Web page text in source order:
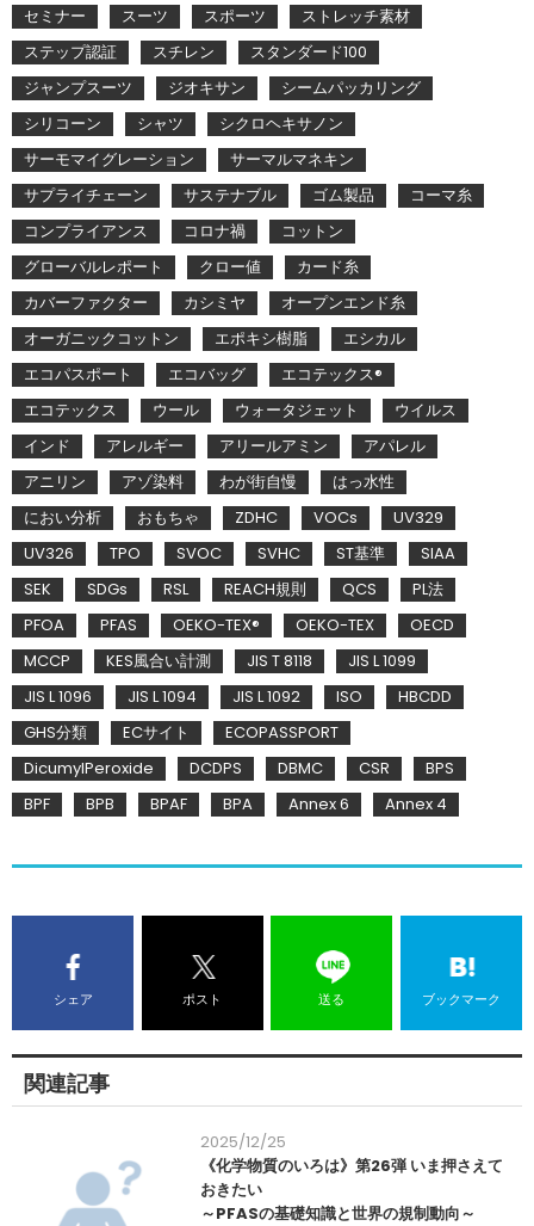
セミナー スーツ スポーツ
ストレッチ素材
ステップ認証
スチレン
スタンダード100
ジャンプスーツ
ジオキサン
シームパッカリング
シリコーン
シャツ
シクロヘキサノン
サーモマイグレーション
サーマルマネキン
サプライチェーン
サステナブル ゴム製品
コーマ糸
コンプライアンス
コロナ禍
コットン
グローバルレポート
クロー値
カード糸
カバーファクター
カシミヤ
オープンエンド糸
オーガニックコットン
エポキシ樹脂
エシカル
エコパスポート
エコバッグ
エコテックス®
エコテックス
ウール ウォータジェット
ウイルス
インド
アレルギー アリールアミン
アパレル
アニリン
アゾ染料 わが街自慢
はっ水性
におい分析
おもちゃ ZDHC VOCs
UV329
UV326
TPO SVOC SVHC ST基準
SIAA
SEK
SDGs RSL REACH規則 QCS
PL法
PFOA
PFAS OEKO-TEX® OEKO-TEX
OECD
MCCP
KES風合い計測 JIS T 8118
JIS L 1099
JIS L 1096
JIS L 1094 JIS L 1092 ISO
HBCDD
GHS分類
ECサイト
ECOPASSPORT
DicumylPeroxide
DCDPS DBMC CSR
BPS
BPF
BPB BPAF BPA Annex 6 Annex 4
シェア ポスト 送る ブックマーク
関連記事
2025/12/25
《化学物質のいろは》第26弾 いま押さえて
おきたい
～PFASの基礎知識と世界の規制動向～